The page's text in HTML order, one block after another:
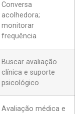
Conversa
acolhedora;
monitorar
frequência
Buscar avaliação
clínica e suporte
psicológico
Avaliação médica e